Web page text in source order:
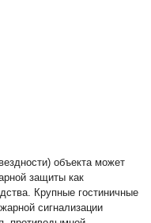
объекта может
защиты как
Крупные гостиничные
сигнализации